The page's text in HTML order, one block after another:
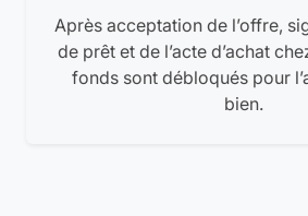
Après acceptation de l’offre,
de prêt et de l’acte d’achat
fonds sont débloqués pour
bien.